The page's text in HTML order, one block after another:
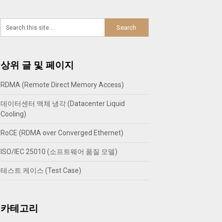
상위 글 및 페이지
RDMA (Remote Direct Memory Access)
데이터센터 액체 냉각 (Datacenter Liquid
Cooling)
RoCE (RDMA over Converged Ethernet)
ISO/IEC 25010 (소프트웨어 품질 모델)
테스트 케이스 (Test Case)
카테고리